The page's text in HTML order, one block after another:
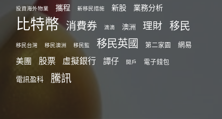
投資海外物業 攜程 新移民措施 新股 業務分析
比特幣 消費券 滴滴 澳洲 理財 移民
移民台灣 移民澳洲 移民監 移民英國 第二家園 網易
美團 股票 虛擬銀行 譚仔 開戶 電子錢包
電訊盈科 騰訊